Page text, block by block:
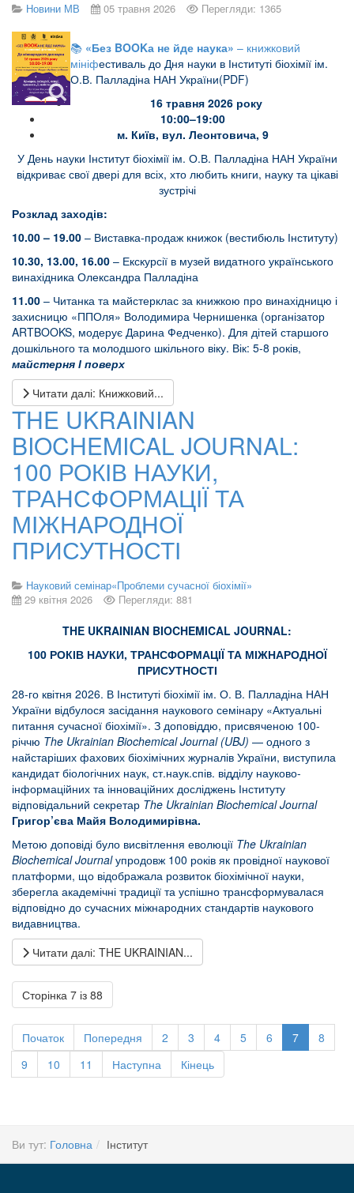
Новини МВ 05 травня 2026 Перегляди: 1365
📚 «Без BOOKа не йде наука» – книжковий
мініфестиваль до Дня науки в Інституті біохімії ім.
О.В. Палладіна НАН України(PDF)
16 травня 2026 року
10:00–19:00
м. Київ, вул. Леонтовича, 9
У День науки Інститут біохімії ім. О.В. Палладіна НАН України
відкриває свої двері для всіх, хто любить книги, науку та цікаві
зустрічі
Розклад заходів:
10.00 – 19.00 – Виставка-продаж книжок (вестибюль Інституту)
10.30, 13.00, 16.00 – Екскурсії в музей видатного українського
винахідника Олександра Палладіна
11.00 – Читанка та майстерклас за книжкою про винахідницю і
захисницю «ППОля» Володимира Чернишенка (організатор
ARTBOOKS, модерує Дарина Федченко). Для дітей старшого
дошкільного та молодшого шкільного віку. Вік: 5-8 років,
майстерня І поверх
Читати далі: Книжковий...
THE UKRAINIAN
BIOCHEMICAL JOURNAL:
100 РОКІВ НАУКИ,
ТРАНСФОРМАЦІЇ ТА
МІЖНАРОДНОЇ
ПРИСУТНОСТІ
Науковий семінар«Проблеми сучасної біохімії»
29 квітня 2026
Перегляди: 881
THE UKRAINIAN BIOCHEMICAL JOURNAL:
100 РОКІВ НАУКИ, ТРАНСФОРМАЦІЇ ТА МІЖНАРОДНОЇ
ПРИСУТНОСТІ
28-го квітня 2026. В Інституті біохімії ім. О. В. Палладіна НАН
України відбулося засідання наукового семінару «Актуальні
питання сучасної біохімії». З доповіддю, присвяченою 100-
річчю The Ukrainian Biochemical Journal (UBJ) — одного з
найстаріших фахових біохімічних журналів України, виступила
кандидат біологічних наук, ст.наук.спів. відділу науково-
інформаційних та інноваційних досліджень Інституту
відповідальний секретар The Ukrainian Biochemical Journal
Григор’єва Майя Володимирівна.
Метою доповіді було висвітлення еволюції The Ukrainian
Biochemical Journalупродовж 100 років як провідної наукової
платформи, що відображала розвиток біохімічної науки,
зберегла академічні традиції та успішно трансформувалася
відповідно до сучасних міжнародних стандартів наукового
видавництва.
Читати далі: THE UKRAINIAN...
Сторінка 7 із 88
Початок Попередня 2 3 4 5 6 7
8
9
10 11 Наступна Кінець
Ви тут: Головна Інститут